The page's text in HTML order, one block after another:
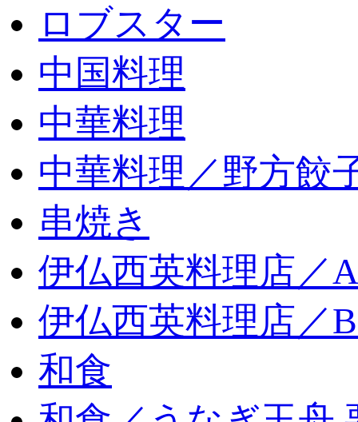
ロブスター
中国料理
中華料理
中華料理／野方餃
串焼き
伊仏西英料理店／
伊仏西英料理店／
和食